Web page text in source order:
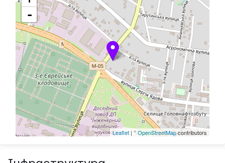
-
Leaflet | ©OpenStreetMapcontributors